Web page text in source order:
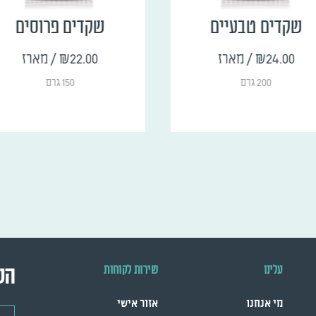
שקדים טבעיים
₪24.00/ מארז
200 גרם
שקדים פרוסים
₪22.00/ מארז
150 גרם
עלינו
מי אנחנו
שירות לקוחות
אזור אישי